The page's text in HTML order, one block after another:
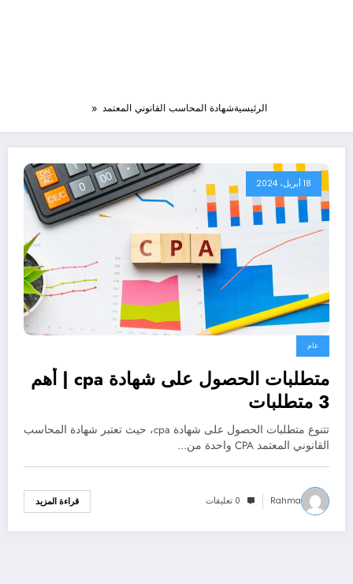
الرئيسيةشهادة المحاسب القانوني المعتمد
18 أبريل، 2024
عام
متطلبات الحصول على شهادة cpa | أهم
3 متطلبات
تتنوع متطلبات الحصول على شهادة cpa، حيث تعتبر شهادة المحاسب
القانوني المعتمد CPA واحدة من…
Rahma 0 تعليقات قراءة المزيد